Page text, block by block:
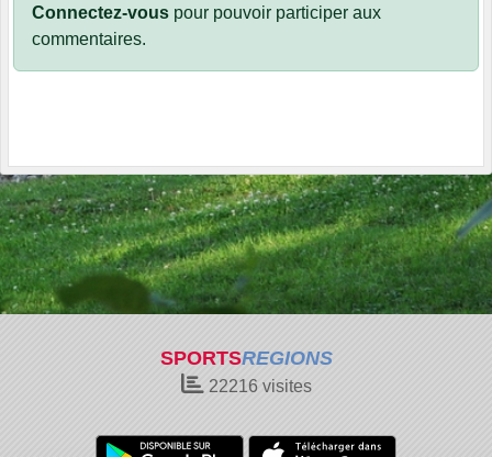
Connectez-vous pour pouvoir participer aux
commentaires.
SPORTSREGIONS
22216visites